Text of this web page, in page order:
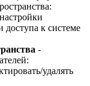
доступа к системе
-
удалять